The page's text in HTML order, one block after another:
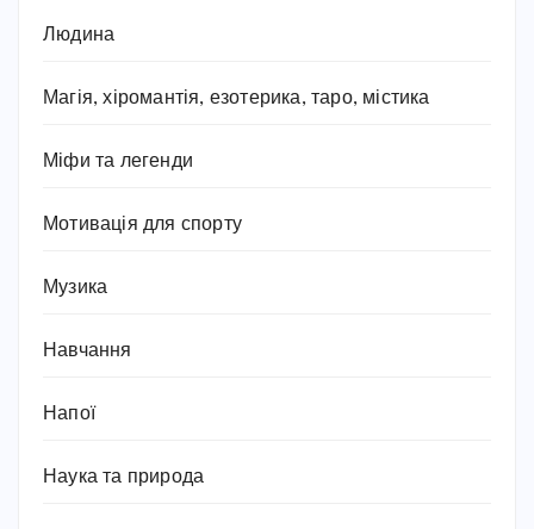
Людина
Магія, хіромантія, езотерика, таро, містика
Міфи та легенди
Мотивація для спорту
Музика
Навчання
Напої
Наука та природа